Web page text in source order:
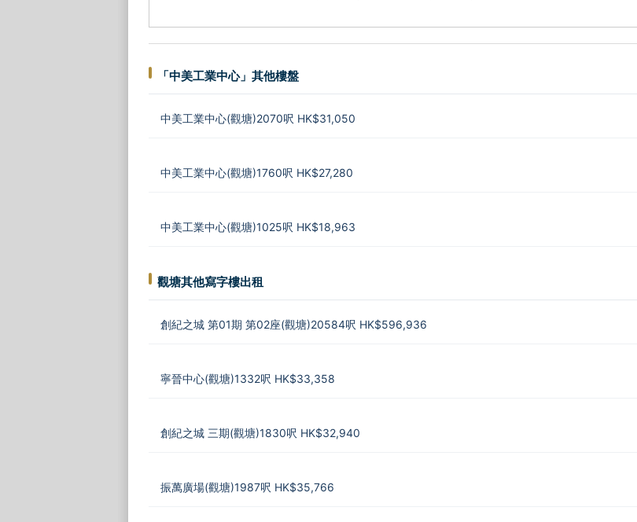
「中美工業中心」其他樓盤
中美工業中心(觀塘)2070呎 HK$31,050
中美工業中心(觀塘)1760呎 HK$27,280
中美工業中心(觀塘)1025呎 HK$18,963
觀塘其他寫字樓出租
創紀之城 第01期 第02座(觀塘)20584呎 HK$596,936
寧晉中心(觀塘)1332呎 HK$33,358
創紀之城 三期(觀塘)1830呎 HK$32,940
振萬廣場(觀塘)1987呎 HK$35,766